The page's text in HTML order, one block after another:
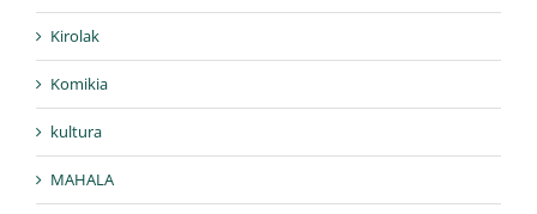
Kirolak
Komikia
kultura
MAHALA